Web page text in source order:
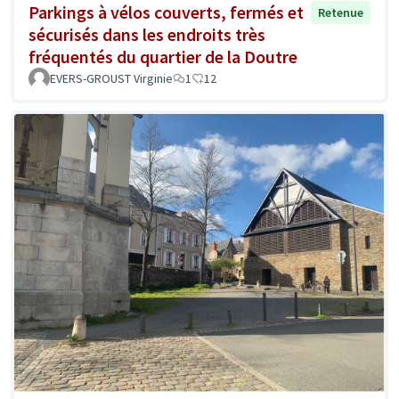
Parkings à vélos couverts, fermés et
sécurisés dans les endroits très
fréquentés du quartier de la Doutre
Retenue
EVERS-GROUST Virginie 1 12